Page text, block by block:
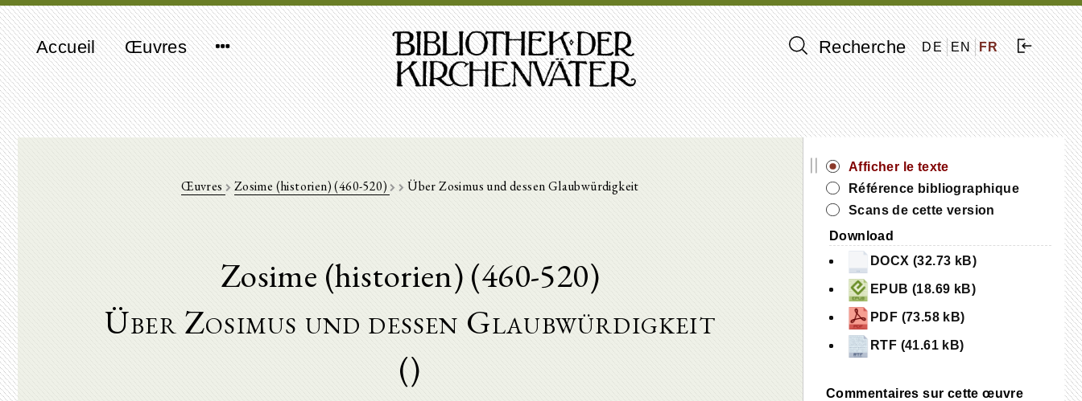
Accueil Œuvres Recherche DE EN FR
Œuvres Zosime (historien) (460-520) Über Zosimus und dessen Glaubwürdigkeit
Zosime (historien) (460-520)
Über Zosimus und dessen Glaubwürdigkeit
()
||
Afficher le texte
Référence bibliographique
Scans de cette version
Download
DOCX (32.73 kB)
EPUB (18.69 kB)
PDF (73.58 kB)
RTF (41.61 kB)
Commentaires sur cette œuvre